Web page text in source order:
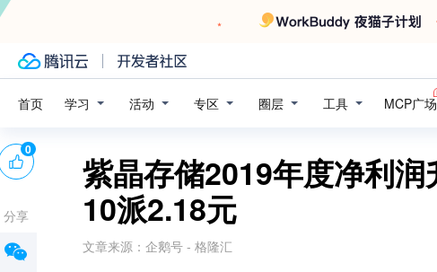
首页 学习 活动 专区 圈层 工具 MCP广场
紫晶存储2019年度净利
10派2.18元
文章来源： 企鹅号 - 格隆汇
0
分享